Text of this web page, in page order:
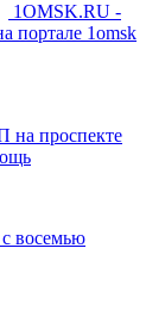
1OMSK.RU -
портале 1omsk
на проспекте
восемью